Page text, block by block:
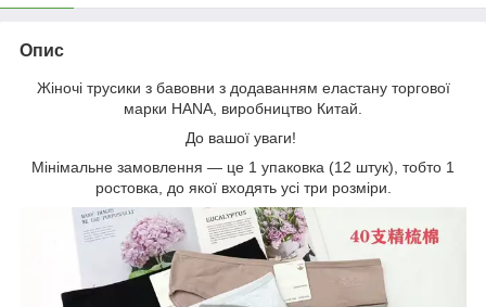
Опис
Жіночі трусики з бавовни з додаванням еластану торгової
марки HANA, виробництво Китай.
До вашої уваги!
Мінімальне замовлення — це 1 упаковка (12 штук), тобто 1
ростовка, до якої входять усі три розміри.